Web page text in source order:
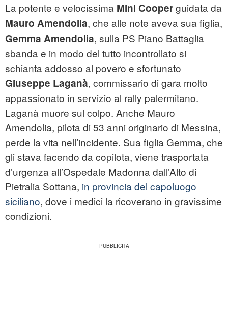
La potente e velocissima Mini Cooperguidata da
Mauro Amendolia, che alle note aveva sua figlia,
Gemma Amendolia, sulla PS Piano Battaglia
sbanda e in modo del tutto incontrollato si
schianta addosso al povero e sfortunato
Giuseppe Laganà, commissario di gara molto
appassionato in servizio al rally palermitano.
Laganà muore sul colpo. Anche Mauro
Amendolia, pilota di 53 anni originario di Messina,
perde la vita nell’incidente. Sua figlia Gemma, che
gli stava facendo da copilota, viene trasportata
d’urgenza all’Ospedale Madonna dall’Alto di
Pietralia Sottana, in provincia del capoluogo
siciliano, dove i medici la ricoverano in gravissime
condizioni.